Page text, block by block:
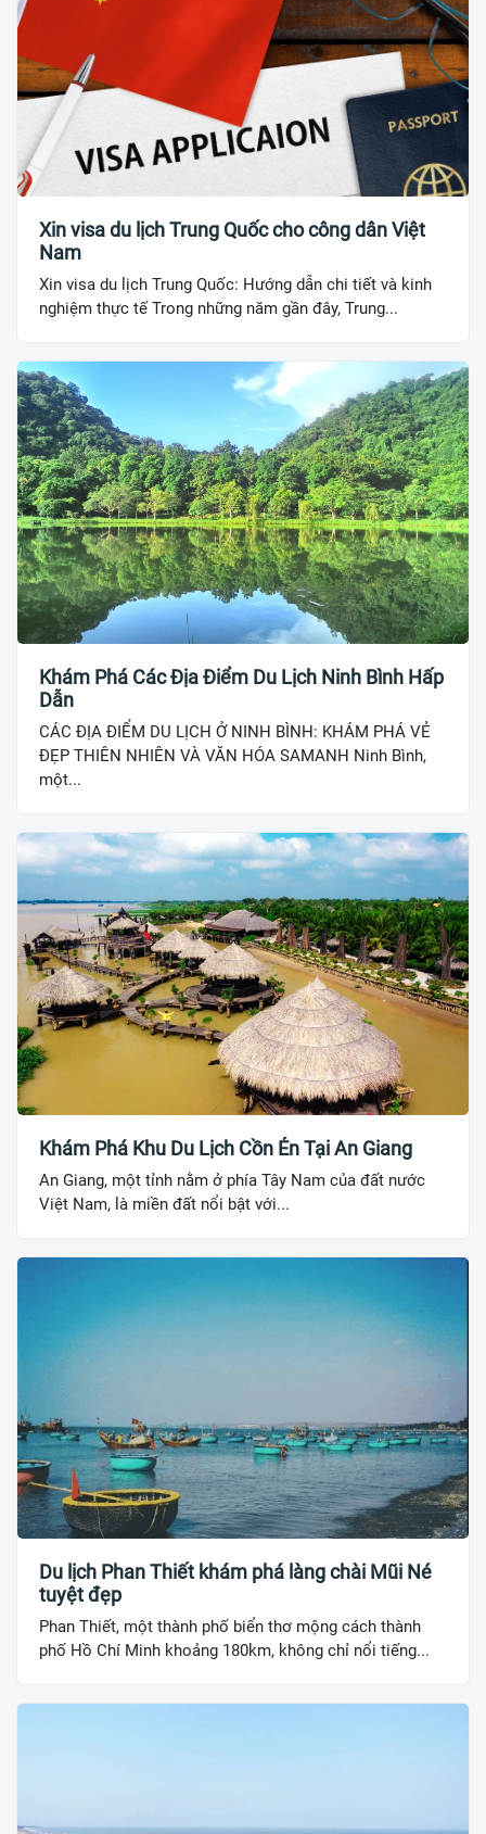
Xin visa du lịch Trung Quốc cho công dân Việt
Nam
Xin visa du lịch Trung Quốc: Hướng dẫn chi tiết và kinh
nghiệm thực tế Trong những năm gần đây, Trung...
Khám Phá Các Địa Điểm Du Lịch Ninh Bình Hấp
Dẫn
CÁC ĐỊA ĐIỂM DU LỊCH Ở NINH BÌNH: KHÁM PHÁ VẺ
ĐẸP THIÊN NHIÊN VÀ VĂN HÓA SAMANH Ninh Bình,
một...
Khám Phá Khu Du Lịch Cồn Én Tại An Giang
An Giang, một tỉnh nằm ở phía Tây Nam của đất nước
Việt Nam, là miền đất nổi bật với...
Du lịch Phan Thiết khám phá làng chài Mũi Né
tuyệt đẹp
Phan Thiết, một thành phố biển thơ mộng cách thành
phố Hồ Chí Minh khoảng 180km, không chỉ nổi tiếng...